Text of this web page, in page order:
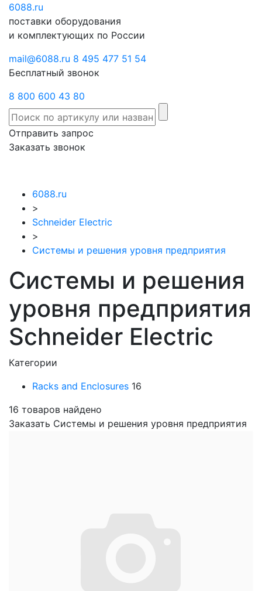
6088.ru
поставки оборудования
и комплектующих по России
mail@6088.ru 8 495 477 51 54
Бесплатный звонок
8 800 600 43 80
Отправить запрос
Заказать звонок
6088.ru
>
Schneider Electric
>
Системы и решения уровня предприятия
Системы и решения
уровня предприятия
Schneider Electric
Категории
Racks and Enclosures 16
16 товаров найдено
Заказать Системы и решения уровня предприятия
Отправить
запрос
звонок